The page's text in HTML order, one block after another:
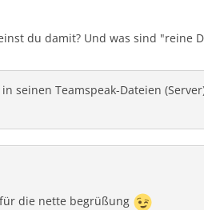
du damit? Und was sind "reine
seinen Teamspeak-Dateien
die nette begrüßung